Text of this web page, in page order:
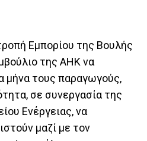
Εμπορίου της Βουλής
της ΑΗΚ να
μήνα τους παραγωγούς,
σε συνεργασία της
Ενέργειας, να
μαζί με τον